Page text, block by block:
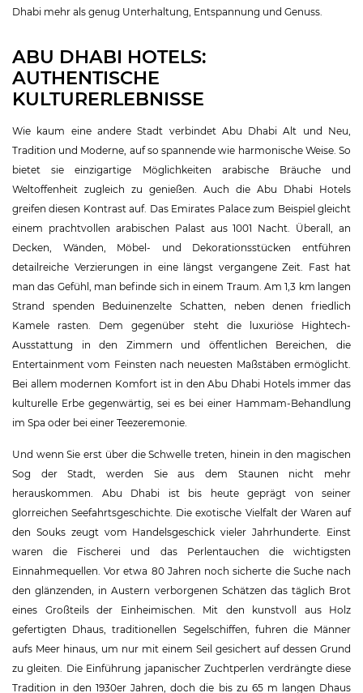
Dhabi mehr als genug Unterhaltung, Entspannung und Genuss.
ABU DHABI HOTELS:
AUTHENTISCHE
KULTURERLEBNISSE
Wie kaum eine andere Stadt verbindet Abu Dhabi Alt und Neu,
Tradition und Moderne, auf so spannende wie harmonische Weise. So
bietet sie einzigartige Möglichkeiten arabische Bräuche und
Weltoffenheit zugleich zu genießen. Auch die Abu Dhabi Hotels
greifen diesen Kontrast auf. Das Emirates Palace zum Beispiel gleicht
einem prachtvollen arabischen Palast aus 1001 Nacht. Überall, an
Decken, Wänden, Möbel- und Dekorationsstücken entführen
detailreiche Verzierungen in eine längst vergangene Zeit. Fast hat
man das Gefühl, man befinde sich in einem Traum. Am 1,3 km langen
Strand spenden Beduinenzelte Schatten, neben denen friedlich
Kamele rasten. Dem gegenüber steht die luxuriöse Hightech-
Ausstattung in den Zimmern und öffentlichen Bereichen, die
Entertainment vom Feinsten nach neuesten Maßstäben ermöglicht.
Bei allem modernen Komfort ist in den Abu Dhabi Hotels immer das
kulturelle Erbe gegenwärtig, sei es bei einer Hammam-Behandlung
im Spa oder bei einer Teezeremonie.
Und wenn Sie erst über die Schwelle treten, hinein in den magischen
Sog der Stadt, werden Sie aus dem Staunen nicht mehr
herauskommen. Abu Dhabi ist bis heute geprägt von seiner
glorreichen Seefahrtsgeschichte. Die exotische Vielfalt der Waren auf
den Souks zeugt vom Handelsgeschick vieler Jahrhunderte. Einst
waren die Fischerei und das Perlentauchen die wichtigsten
Einnahmequellen. Vor etwa 80 Jahren noch sicherte die Suche nach
den glänzenden, in Austern verborgenen Schätzen das täglich Brot
eines Großteils der Einheimischen. Mit den kunstvoll aus Holz
gefertigten Dhaus, traditionellen Segelschiffen, fuhren die Männer
aufs Meer hinaus, um nur mit einem Seil gesichert auf dessen Grund
zu gleiten. Die Einführung japanischer Zuchtperlen verdrängte diese
Tradition in den 1930er Jahren, doch die bis zu 65 m langen Dhaus